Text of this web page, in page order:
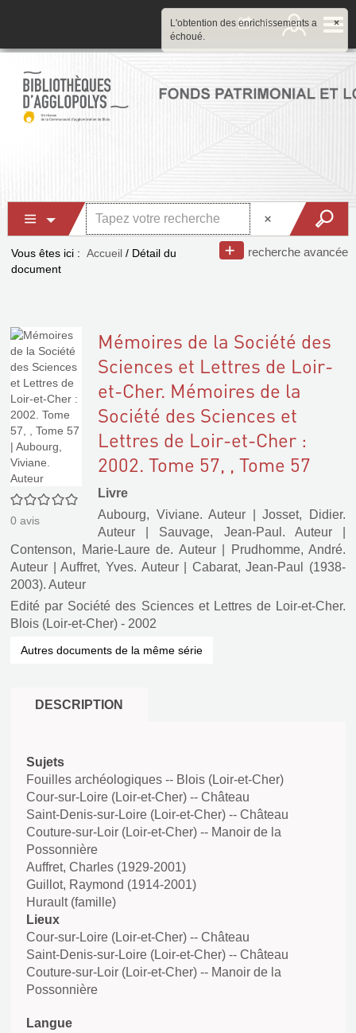
recherche avancée
Vous êtes ici : Accueil / Détail du
document
0/5
0 avis
Mémoires de la Société des
Sciences et Lettres de Loir-
et-Cher. Mémoires de la
Société des Sciences et
Lettres de Loir-et-Cher :
2002. Tome 57, , Tome 57
Livre
Aubourg, Viviane. Auteur |Josset, Didier.
Auteur
Sauvage, Jean-Paul. Auteur|
Contenson, Marie-Laure de. Auteur|
Prudhomme, André.
Auteur |Auffret, Yves. Auteur| Cabarat, Jean-Paul (1938-
2003). Auteur
Edité par Société des Sciences et Lettres de Loir-et-Cher.
Blois (Loir-et-Cher) - 2002
Autres documents de la même série
DESCRIPTION
Sujets
Fouilles archéologiques -- Blois (Loir-et-Cher)
Cour-sur-Loire (Loir-et-Cher) -- Château
Saint-Denis-sur-Loire (Loir-et-Cher) -- Château
Couture-sur-Loir (Loir-et-Cher) -- Manoir de la
Possonnière
Auffret, Charles (1929-2001)
Guillot, Raymond (1914-2001)
Hurault (famille)
Lieux
Cour-sur-Loire (Loir-et-Cher) -- Château
Saint-Denis-sur-Loire (Loir-et-Cher) -- Château
Couture-sur-Loir (Loir-et-Cher) -- Manoir de la
Possonnière
Langue
×
L'obtention des enrichissements a
échoué.